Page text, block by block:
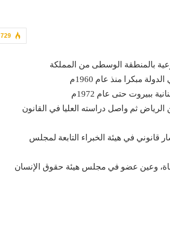
729
بالمنطقة الوسطى من المملكة
مبكرا منذ عام 1960م
ببيروت حتى عام 1972م
الرياض ثم واصل دراسته العليا في القانون
قانوني في هيئة الخبراء التابعة لمجلس
وعين عضو في مجلس هيئة حقوق الإنسان